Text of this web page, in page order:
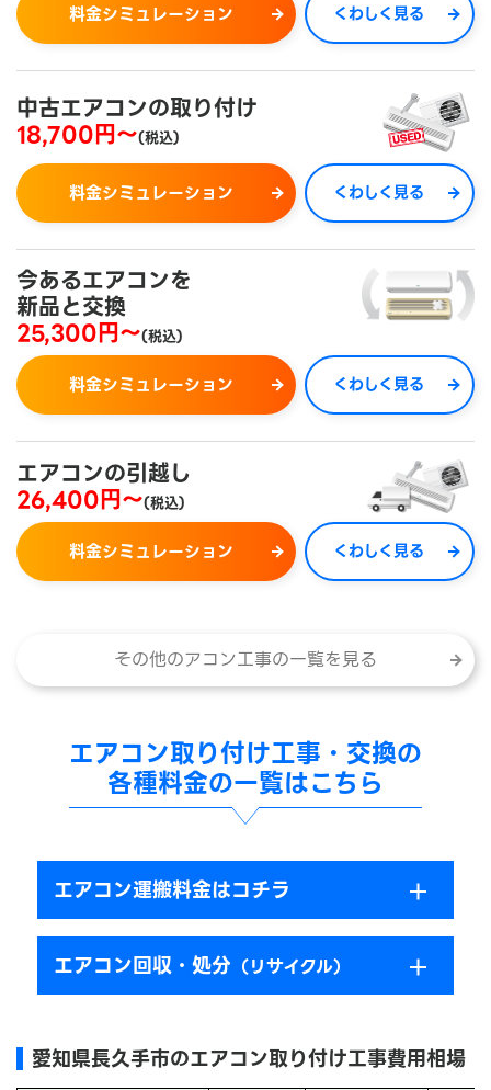
料金シミュレーション くわしく見る
中古エアコンの取り付け
18,700円～(税込)
料金シミュレーション くわしく見る
今あるエアコンを
新品と交換
25,300円～(税込)
料金シミュレーション くわしく見る
エアコンの引越し
26,400円～(税込)
料金シミュレーション くわしく見る
その他のアコン工事の一覧を見る
エアコン取り付け工事・交換の
各種料金の一覧はこちら
エアコン運搬料金はコチラ
エアコン回収・処分 （リサイクル）
愛知県長久手市のエアコン取り付け工事費用相場